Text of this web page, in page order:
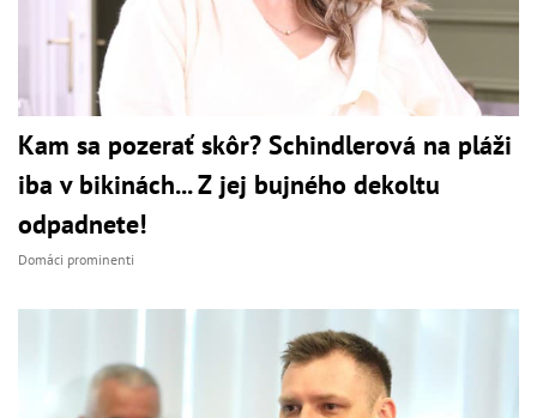
Kam sa pozerať skôr? Schindlerová na pláži
iba v bikinách... Z jej bujného dekoltu
odpadnete!
Domáci prominenti